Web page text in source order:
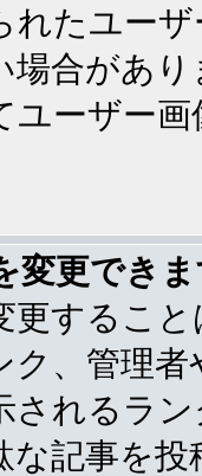
れたユー
場合があ
ユーザー
変更でき
更するこ
ク、管理
されるラ
な記事を